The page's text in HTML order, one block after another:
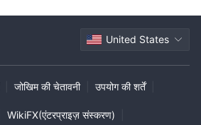
United States
जोखिम की चेतावनी उपयोग की शर्तें
WikiFX(एंटरप्राइज़ संस्करण)